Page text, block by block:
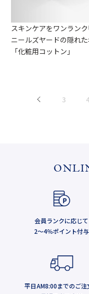
スキンケアをワンランク
ニールズヤードの隠れ
「化粧用コットン」
< 3
会員ランクに応じて
2～4％ポイント付与
平日AM8:00までのご注